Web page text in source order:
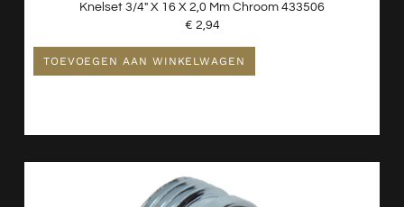
Wastafels
Knelset 3/4″ X 16 X 2,0 Mm Chroom 433506
€ 2,94
TOEVOEGEN AAN WINKELWAGEN